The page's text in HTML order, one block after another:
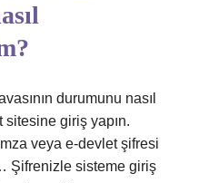
durumunu nasıl
sitesine giriş yapın.
veya e-devlet şifresi
Şifrenizle sisteme giriş